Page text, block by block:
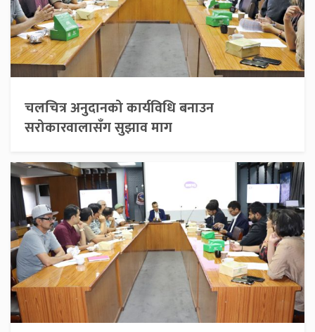
चलचित्र अनुदानको कार्यविधि बनाउन
सरोकारवालासँग सुझाव माग